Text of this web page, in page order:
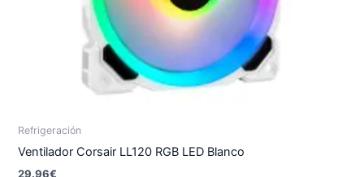
Refrigeración
Ventilador Corsair LL120 RGB LED Blanco
29.96€